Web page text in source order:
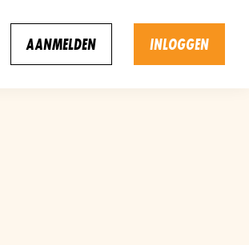
AANMELDEN INLOGGEN